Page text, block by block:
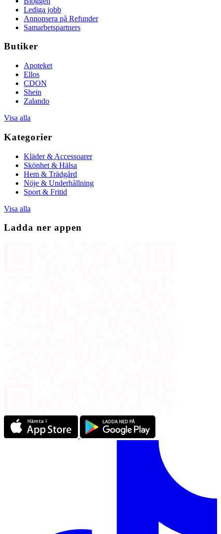
Lediga jobb
Annonsera på Refunder
Samarbetspartners
Butiker
Apoteket
Ellos
CDON
Shein
Zalando
Visa alla
Kategorier
Kläder & Accessoarer
Skönhet & Hälsa
Hem & Trädgård
Nöje & Underhållning
Sport & Fritid
Visa alla
Ladda ner appen